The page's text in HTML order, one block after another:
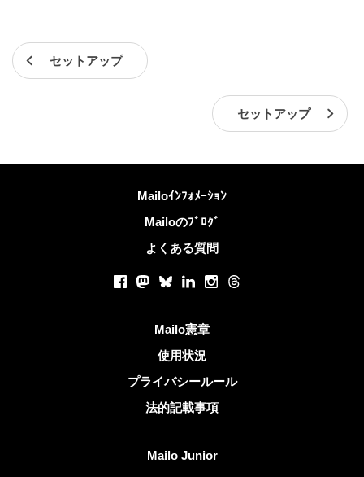
セットアップ
セットアップ
Mailoｲﾝﾌｫﾒｰｼｮﾝ
Mailoのﾌﾞﾛｸﾞ
よくある質問
Facebook
Mastodon
BlueskyLinkedInInstagram
Threads
Mailo憲章
使用状況
プライバシールール
法的記載事項
Mailo Junior